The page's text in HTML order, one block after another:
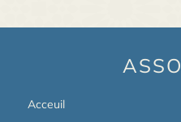
ASSO
Acceuil